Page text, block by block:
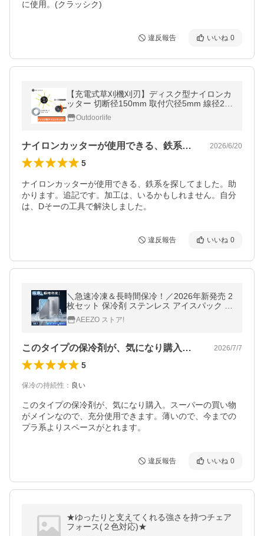
に使用。(クラッシク)
違反報告 いいね 0
【充電式草刈機刈刃】ディスク型ナイロンカ
ッター 切断径150mm 取付穴径5mm 線径2m
m ナイロンコード10メートル 草刈り機 コー
ドレス 草刈機部品 アクセサリー
Outdoorlife
ナイロンカッターが使用できる、鉄系を探… 2026/6/20
5
ナイロンカッターが使用できる、鉄系を探してました。助
かります。追記です。加工は、いるかもしれません。自分
は、Dそーの工具で解決しました。
違反報告 いいね 0
＼急速冷凍＆長時間保冷！／2026年新発売 2
枚セット 保冷剤 ステンレス アイスパック 冷
蔵冷凍対応 熱中症対策 アウトドア キャンプ
防災グッズ 繰り返し使える
AEEZO ストア!
このタイプの保冷剤が、気になり購入。ス… 2026/7/7
5
保冷の持続性 ： 良い
このタイプの保冷剤が、気になり購入。スーパーの買い物
がメインなので、充分使用できます。薄いので、今までの
プラ系よりスペースがとれます。
違反報告 いいね 0
★ゆったりと支えてくれる強さを持つチェア
フォース(２色対応)★